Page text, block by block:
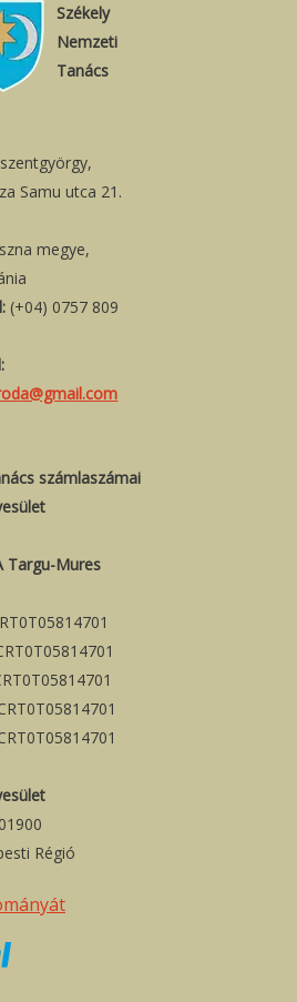
Székely
Nemzeti
Tanács
Samu utca 21.
megye,
(+04) 0757 809
számlaszámai
Targu-Mures
Régió